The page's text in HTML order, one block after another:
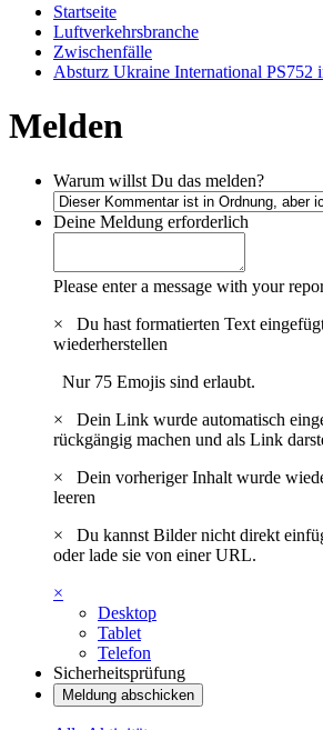
Startseite
Luftverkehrsbranche
Zwischenfälle
Absturz Ukraine International PS752
Melden
Warum willst Du das melden?
Deine Meldung erforderlich
Please enter a message with your
×
Du hast formatierten Text
wiederherstellen
Nur 75 Emojis sind erlaubt.
×
Dein Link wurde automatisch
rückgängig machen und als Link
×
Dein vorheriger Inhalt wurde
leeren
×
Du kannst Bilder nicht direkt
oder lade sie von einer URL.
×
Desktop
Tablet
Telefon
Sicherheitsprüfung
Meldung abschicken